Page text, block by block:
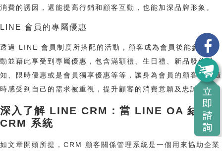
消費的誘因，還能提高行銷和顧客互動，也能加深品牌形象。
LINE 會員的專屬優惠
透過 LINE 會員制度所搭配的活動，顧客成為會員後能參加活
動並藉此享受到專屬優惠，包含滿額禮、生日禮、新品發佈通
知、限時優惠或是會員獨享優惠等等，讓身為會員的顧客可以隨
時感受到自己的需求被重視，提升顧客的消費意願及忠誠度。
深入了解 LINE CRM：當 LINE OA 結合
CRM 系統
如文章開頭所提，CRM 顧客關係管理系統是一個用來協助企業